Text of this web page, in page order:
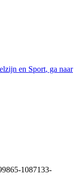
en Sport, ga naar
1087133-